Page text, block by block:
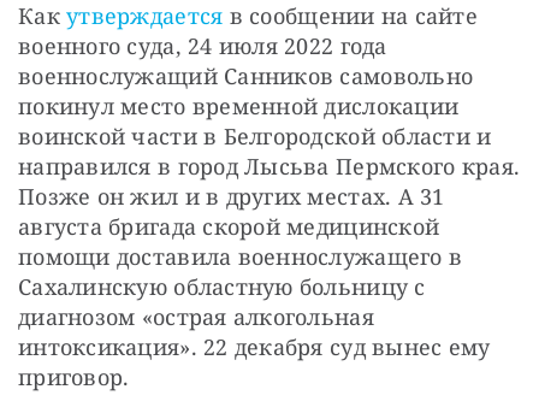
Как утверждается в сообщении на сайте
военного суда, 24 июля 2022 года
военнослужащий Санников самовольно
покинул место временной дислокации
воинской части в Белгородской области и
направился в город Лысьва Пермского края.
Позже он жил и в других местах. А 31
августа бригада скорой медицинской
помощи доставила военнослужащего в
Сахалинскую областную больницу с
диагнозом «острая алкогольная
интоксикация». 22 декабря суд вынес ему
приговор.